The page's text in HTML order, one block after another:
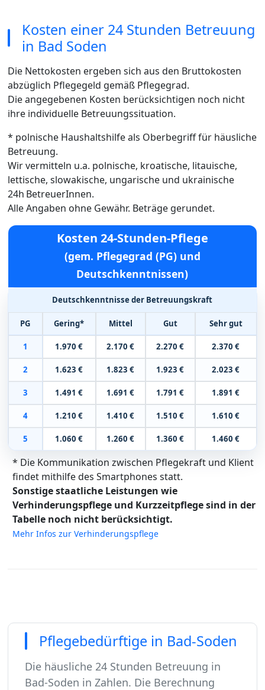
Kosten einer 24 Stunden Betreuung
in Bad Soden
Die Nettokosten ergeben sich aus den Bruttokosten
abzüglich Pflegegeld gemäß Pflegegrad.
Die angegebenen Kosten berücksichtigen noch nicht
ihre individuelle Betreuungssituation.
* polnische Haushaltshilfe als Oberbegriff für häusliche
Betreuung.
Wir vermitteln u.a. polnische, kroatische, litauische,
lettische, slowakische, ungarische und ukrainische
24h BetreuerInnen.
Alle Angaben ohne Gewähr. Beträge gerundet.
Kosten 24-Stunden-Pflege
(gem. Pflegegrad (PG) und
Deutschkenntnissen)
Deutschkenntnisse der Betreuungskraft
PG Gering* Mittel Gut Sehr gut
1 1.970 € 2.170 € 2.270 € 2.370 €
2 1.623 € 1.823 € 1.923 € 2.023 €
3 1.491 € 1.691 € 1.791 € 1.891 €
4 1.210 € 1.410 € 1.510 € 1.610 €
5 1.060 € 1.260 € 1.360 € 1.460 €
* Die Kommunikation zwischen Pflegekraft und Klient
findet mithilfe des Smartphones statt.
Sonstige staatliche Leistungen wie
Verhinderungspflege und Kurzzeitpflege sind in der
Tabelle noch nicht berücksichtigt.
Mehr Infos zur Verhinderungspflege
Pflegebedürftige in Bad-Soden
Die häusliche 24 Stunden Betreuung in
Bad-Soden in Zahlen. Die Berechnung